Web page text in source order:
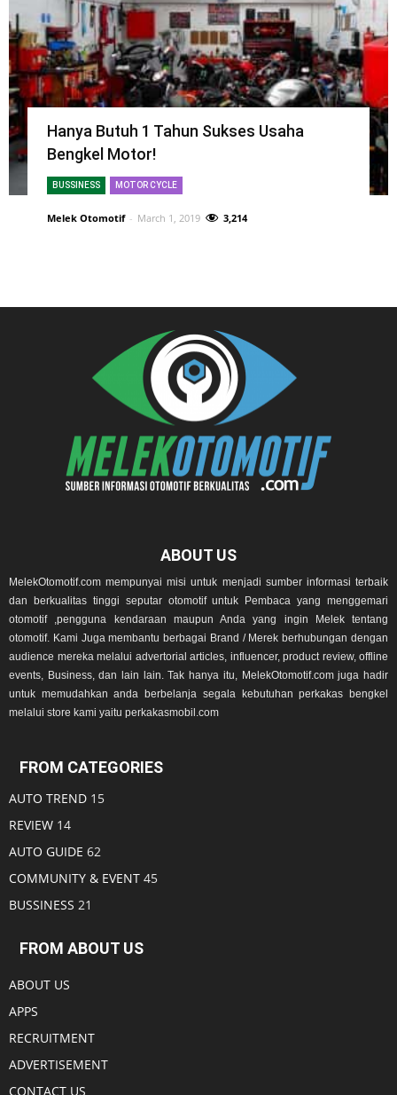
Hanya Butuh 1 Tahun Sukses Usaha
Bengkel Motor!
BUSSINESS MOTOR CYCLE
Melek Otomotif - March 1, 2019 3,214
ABOUT US
MelekOtomotif.com mempunyai misi untuk menjadi sumber informasi terbaik
dan berkualitas tinggi seputar otomotif untuk Pembaca yang menggemari
otomotif ,pengguna kendaraan maupun Anda yang ingin Melek tentang
otomotif. Kami Juga membantu berbagai Brand / Merek berhubungan dengan
audience mereka melalui advertorial articles, influencer, product review, offline
events, Business, dan lain lain. Tak hanya itu, MelekOtomotif.com juga hadir
untuk memudahkan anda berbelanja segala kebutuhan perkakas bengkel
melalui store kami yaitu perkakasmobil.com
FROM CATEGORIES
AUTO TREND 15
REVIEW 14
AUTO GUIDE 62
COMMUNITY & EVENT 45
BUSSINESS 21
FROM ABOUT US
ABOUT US
APPS
RECRUITMENT
ADVERTISEMENT
CONTACT US